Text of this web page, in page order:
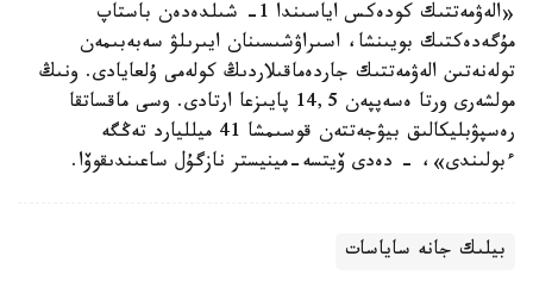
«الەۋمەتتىك كودەكس اياسىندا 1- شىلدەدەن باستاپ
مۇگەدەكتىك بويىنشا، اسىراۋشىسىنان ايىرىلۋ سەبەبىمەن
تولەنەتىن الەۋمەتتىك جاردەماقىلاردىڭ كولەمى ۇلعايادى. ونىڭ
مولشەرى ورتا ەسەپپەن 14,5 پايىزعا ارتادى. وسى ماقساتقا
رەسپۋبليكالىق بيۋجەتتەن قوسىمشا 41 ميلليارد تەڭگە
ءبولىندى»، - دەدى ۆيتسە-مينيستر نازگۇل ساعىندىقوۆا.
بيلىك جانە ساياسات